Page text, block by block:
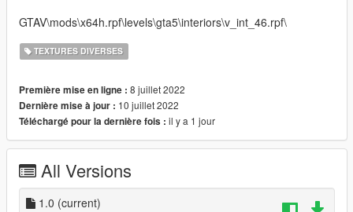
GTAV\mods\x64h.rpf\levels\gta5\interiors\v_int_46.rpf\
TEXTURES DIVERSES
Première mise en ligne : 8 juillet 2022
Dernière mise à jour : 10 juillet 2022
Téléchargé pour la dernière fois : il y a 1 jour
All Versions
1.0 (current)